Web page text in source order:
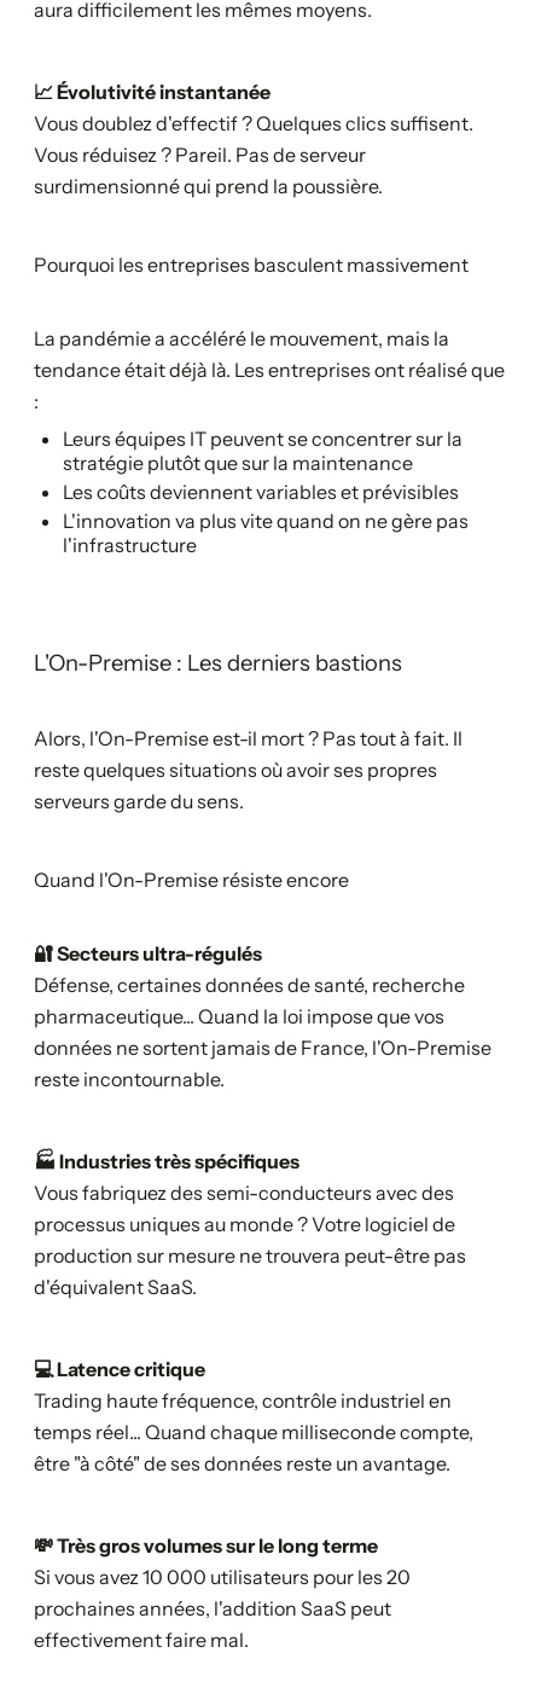
aura difficilement les mêmes moyens.
📈 Évolutivité instantanée
Vous doublez d'effectif ? Quelques clics suffisent.
Vous réduisez ? Pareil. Pas de serveur
surdimensionné qui prend la poussière.
Pourquoi les entreprises basculent massivement
La pandémie a accéléré le mouvement, mais la
tendance était déjà là. Les entreprises ont réalisé que
:
Leurs équipes IT peuvent se concentrer sur la
stratégie plutôt que sur la maintenance
Les coûts deviennent variables et prévisibles
L'innovation va plus vite quand on ne gère pas
l'infrastructure
L'On-Premise : Les derniers bastions
Alors, l'On-Premise est-il mort ? Pas tout à fait. Il
reste quelques situations où avoir ses propres
serveurs garde du sens.
Quand l'On-Premise résiste encore
🔐 Secteurs ultra-régulés
Défense, certaines données de santé, recherche
pharmaceutique... Quand la loi impose que vos
données ne sortent jamais de France, l'On-Premise
reste incontournable.
🏭 Industries très spécifiques
Vous fabriquez des semi-conducteurs avec des
processus uniques au monde ? Votre logiciel de
production sur mesure ne trouvera peut-être pas
d'équivalent SaaS.
💻 Latence critique
Trading haute fréquence, contrôle industriel en
temps réel... Quand chaque milliseconde compte,
être "à côté" de ses données reste un avantage.
💸 Très gros volumes sur le long terme
Si vous avez 10 000 utilisateurs pour les 20
prochaines années, l'addition SaaS peut
effectivement faire mal.